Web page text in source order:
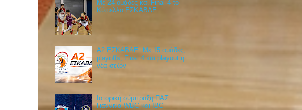
Με 24 ομάδες και Final 4 το
Κύπελλο ΕΣΚΑΒΔΕ
Α2 ΕΣΚΑΒΔΕ: Με 15 ομάδες,
playoffs, Final 4 και playout η
νέα σεζόν
Ιστορική σύμπραξη ΠΑΣ
Γιάννινα WBC και IBC